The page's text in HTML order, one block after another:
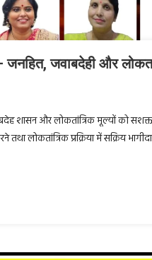
– जनहित, जवाबदेही और
जवाबदेह शासन और लोकतांत्रिक मूल्यों को
लोकतांत्रिक प्रक्रिया में सक्रिय